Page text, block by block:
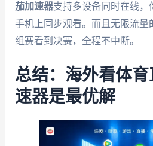
茄加速器支持多设备同时在线，
手机上同步观看。而且无限流量
组赛看到决赛，全程不中断。
总结：海外看体育
速器是最优解